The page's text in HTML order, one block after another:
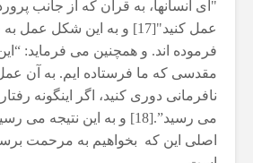
"ای انسانها، به قرآن که از جانب
عمل کنید"[17] و به این شکل
فرموده اند. و همچنین می فرماید:
مقدسی که ما فرستاده ایم. به آن عمل
نافرمانی دوری کنید، اگر اینگونه
می رسید”.[18] و به این
اصلی این که بخواهیم به مرحمت